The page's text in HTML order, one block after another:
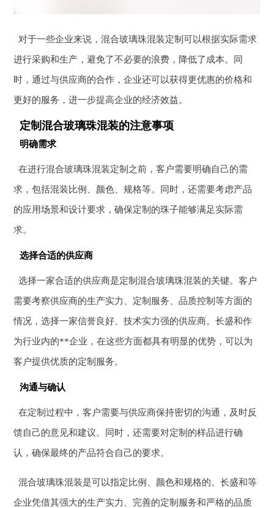
对于一些企业来说，混合玻璃珠混装定制可以根据实际需求
进行采购和生产，避免了不必要的浪费，降低了成本。同
时，通过与供应商的合作，企业还可以获得更优惠的价格和
更好的服务，进一步提高企业的经济效益。
定制混合玻璃珠混装的注意事项
明确需求
在进行混合玻璃珠混装定制之前，客户需要明确自己的需
求，包括混装比例、颜色、规格等。同时，还需要考虑产品
的应用场景和设计要求，确保定制的珠子能够满足实际需
求。
选择合适的供应商
选择一家合适的供应商是定制混合玻璃珠混装的关键。客户
需要考察供应商的生产实力、定制服务、品质控制等方面的
情况，选择一家信誉良好、技术实力强的供应商。长盛和作
为行业内的**企业，在这些方面都具有明显的优势，可以为
客户提供优质的定制服务。
沟通与确认
在定制过程中，客户需要与供应商保持密切的沟通，及时反
馈自己的意见和建议。同时，还需要对定制的样品进行确
认，确保最终的产品符合自己的要求。
混合玻璃珠混装是可以指定比例、颜色和规格的。长盛和等
企业凭借其强大的生产实力、完善的定制服务和严格的品质